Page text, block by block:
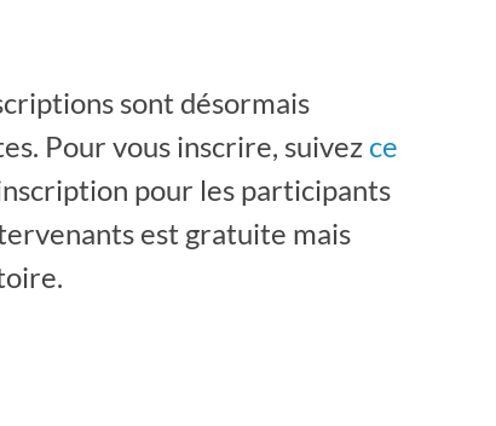
sont désormais
Pour vous inscrire, suivez ce
pour les participants
est gratuite mais